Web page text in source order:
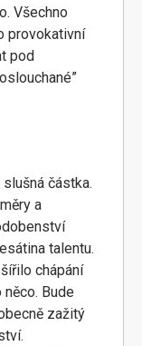
Všechno
provokativní
pod
částka.
a
talentu.
chápání
Bude
zažitý